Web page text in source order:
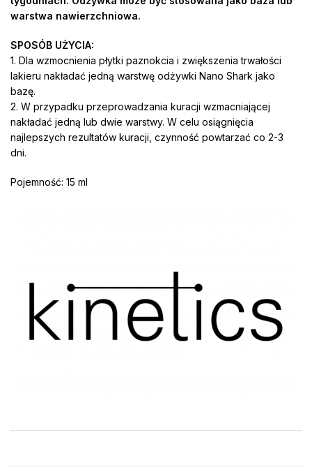
warstwa nawierzchniowa.
SPOSÓB UŻYCIA:
1. Dla wzmocnienia płytki paznokcia i zwiększenia trwałości
lakieru nakładać jedną warstwę odżywki Nano Shark jako
bazę.
2. W przypadku przeprowadzania kuracji wzmacniającej
nakładać jedną lub dwie warstwy. W celu osiągnięcia
najlepszych rezultatów kuracji, czynność powtarzać co 2-3
dni.
Pojemność: 15 ml